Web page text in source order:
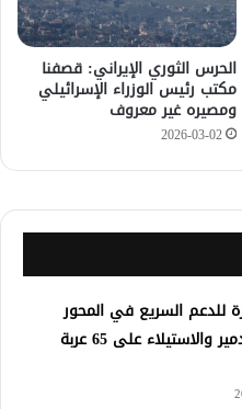
الحرس الثوري الإيراني: قصفنا
مكتب رئيس الوزراء الإسرائيلي
ومصيره غير معروف
2026-03-02
للدعم السريع في المحور
الغربي.. تدمير والاستيلاء على 65 عربة